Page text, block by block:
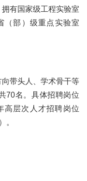
有国家级工程实验室
（部）级重点实验室
带头人、学术骨干等
70名。具体招聘岗位
高层次人才招聘岗位
。